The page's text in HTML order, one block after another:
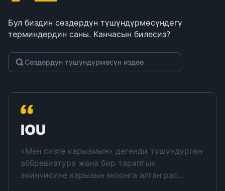
Бул биздин сөздөрдүн түшүндүрмөсүндөгү
терминдердин саны. Канчасын билесиз?
IOU
«Мен сизге карызмын» дегенди түшүндүргөн
аббревиатура жана бир тараптын
экинчисине карызын моюнга алган рас...